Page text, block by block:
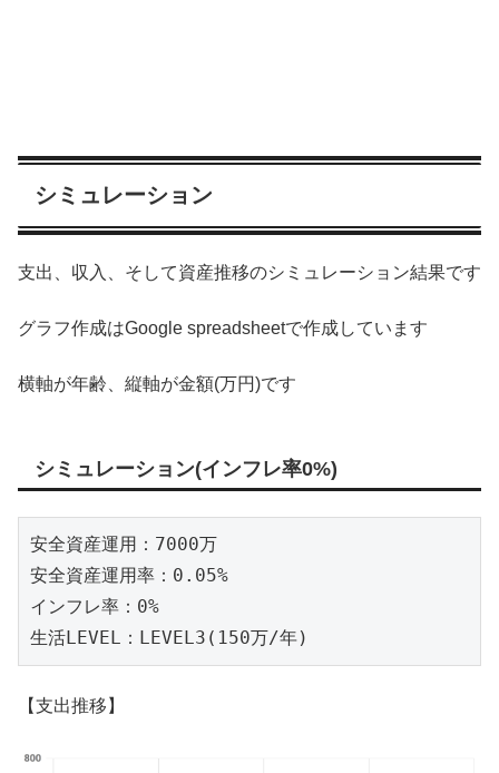
シミュレーション
支出、収入、そして資産推移のシミュレーション結果です
グラフ作成はGoogle spreadsheetで作成しています
横軸が年齢、縦軸が金額(万円)です
シミュレーション(インフレ率0%)
安全資産運用：7000万
安全資産運用率：0.05%
インフレ率：0%
生活LEVEL：LEVEL3(150万/年)
【支出推移】